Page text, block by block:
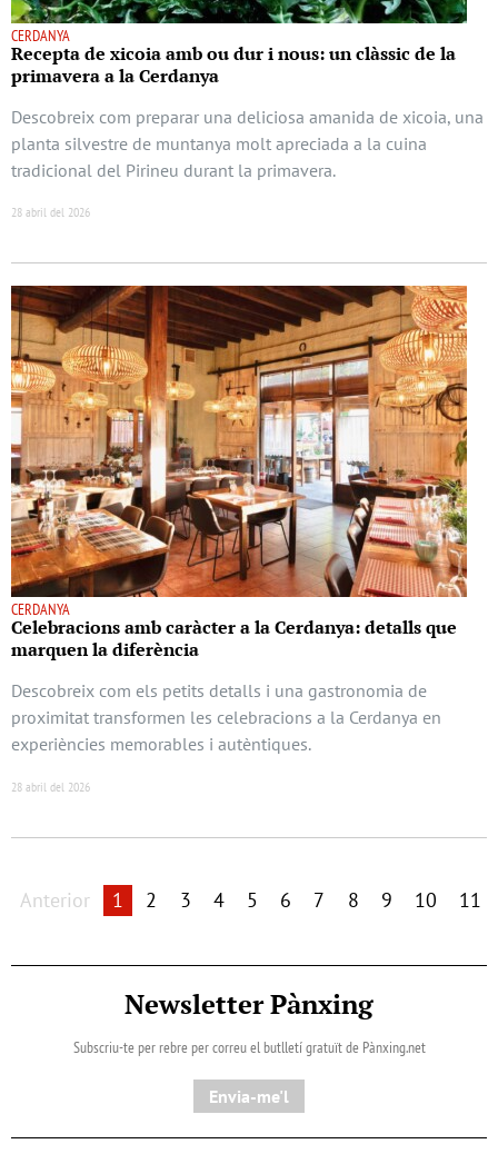
CERDANYA
Recepta de xicoia amb ou dur i nous: un clàssic de la
primavera a la Cerdanya
Descobreix com preparar una deliciosa amanida de xicoia, una
planta silvestre de muntanya molt apreciada a la cuina
tradicional del Pirineu durant la primavera.
28 abril del 2026
CERDANYA
Celebracions amb caràcter a la Cerdanya: detalls que
marquen la diferència
Descobreix com els petits detalls i una gastronomia de
proximitat transformen les celebracions a la Cerdanya en
experiències memorables i autèntiques.
28 abril del 2026
Anterior 1 2 3 4 5 6 7 8 9 10 11
Newsletter Pànxing
Subscriu-te per rebre per correu el butlletí gratuït de Pànxing.net​
Envia-me'l